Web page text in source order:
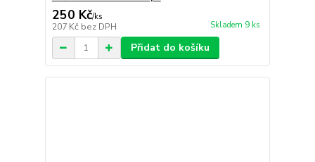
250 Kč/ks
207 Kč bez DPH Skladem 9 ks
Přidat do košíku